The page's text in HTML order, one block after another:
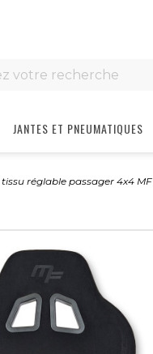
JANTES ET PNEUMATIQUES
réglable passager 4x4 MF